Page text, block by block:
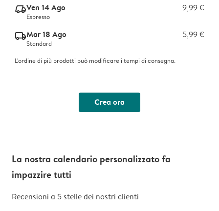
delivery_express_v2Ven 14 Ago 9,99 €
Espresso
delivery_standard_v2Mar 18 Ago 5,99 €
Standard
L'ordine di più prodotti può modificare i tempi di consegna.
Crea ora
La nostra calendario personalizzato fa
impazzire tutti
Recensioni a 5 stelle dei nostri clienti